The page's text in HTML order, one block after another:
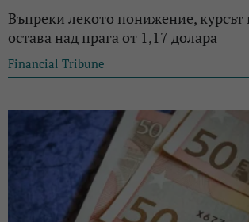
Въпреки лекото понижение, курсът
остава над прага от 1,17 долара
Financial Tribune